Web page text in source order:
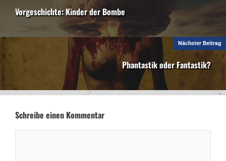
Vorgeschichte: Kinder der Bombe
Nächster Beitrag
Phantastik oder Fantastik?
Schreibe einen Kommentar